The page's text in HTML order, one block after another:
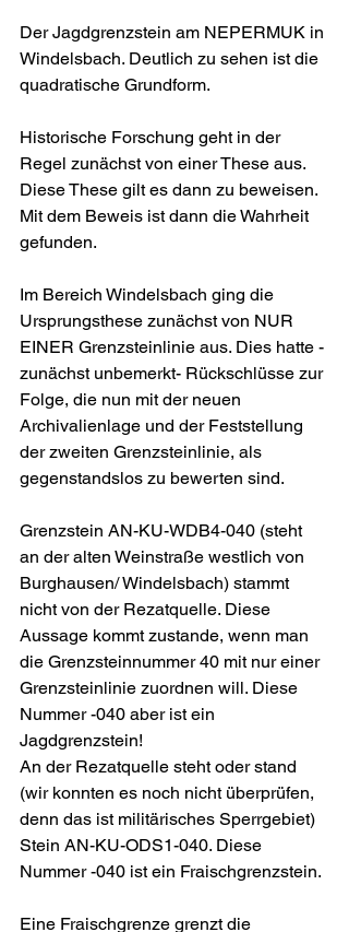
Der Jagdgrenzstein am NEPERMUK in
Windelsbach. Deutlich zu sehen ist die
quadratische Grundform.
Historische Forschung geht in der
Regel zunächst von einer These aus.
Diese These gilt es dann zu beweisen.
Mit dem Beweis ist dann die Wahrheit
gefunden.
Im Bereich Windelsbach ging die
Ursprungsthese zunächst von NUR
EINER Grenzsteinlinie aus. Dies hatte -
zunächst unbemerkt- Rückschlüsse zur
Folge, die nun mit der neuen
Archivalienlage und der Feststellung
der zweiten Grenzsteinlinie, als
gegenstandslos zu bewerten sind.
Grenzstein AN-KU-WDB4-040 (steht
an der alten Weinstraße westlich von
Burghausen/ Windelsbach) stammt
nicht von der Rezatquelle. Diese
Aussage kommt zustande, wenn man
die Grenzsteinnummer 40 mit nur einer
Grenzsteinlinie zuordnen will. Diese
Nummer -040 aber ist ein
Jagdgrenzstein!
An der Rezatquelle steht oder stand
(wir konnten es noch nicht überprüfen,
denn das ist militärisches Sperrgebiet)
Stein AN-KU-ODS1-040. Diese
Nummer -040 ist ein Fraischgrenzstein.
Eine Fraischgrenze grenzt die